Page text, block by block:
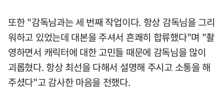
또한 "감독님과는 세 번째 작업이다. 항상 감독님을 그리
워하고 있었는데 대본을 주셔서 흔쾌히 합류했다"며 "촬
영하면서 캐릭터에 대한 고민들 때문에 감독님을 많이
괴롭혔다. 항상 최선을 다해서 설명해 주시고 소통을 해
주셨다"고 감사한 마음을 전했다.